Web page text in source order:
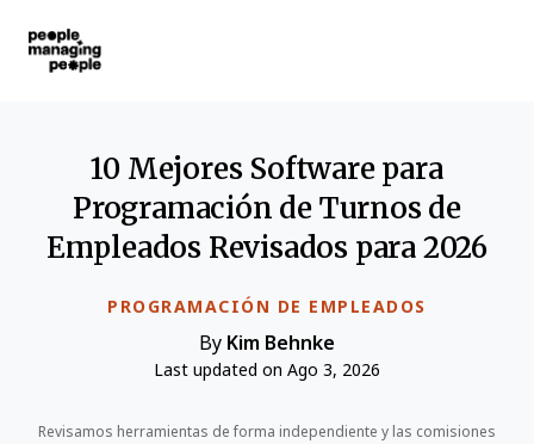
PROGRAMACIÓN DE EMPLEADOS
10 Mejores Software para
Programación de Turnos de
Empleados Revisados para 2026
By Kim Behnke
Last updated on Ago 3, 2026
Revisamos herramientas de forma independiente y las comisiones